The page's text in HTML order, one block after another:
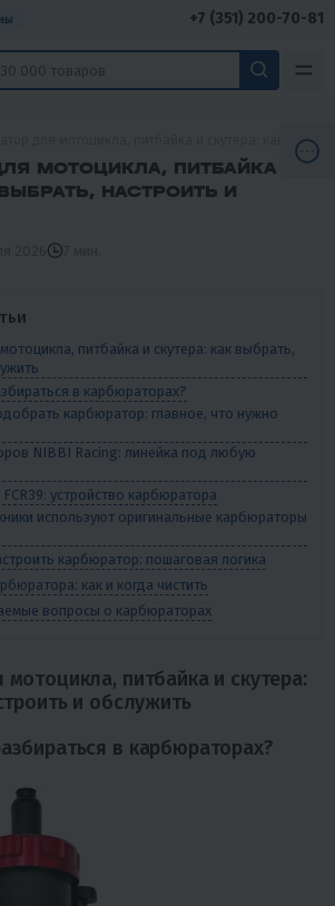
+7 (351) 200-70-81
для мотоцикла, питбайка и скутера: как
МОТОЦИКЛА, ПИТБАЙКА И
НАСТРОИТЬ И
питбайка и скутера: как выбрать,
в карбюраторах?
карбюратор: главное, что нужно
NIBBI Racing: линейка под любую
устройство карбюратора
используют оригинальные карбюраторы
карбюратор: пошаговая логика
как и когда чистить
вопросы о карбюраторах
питбайка и скутера:
и обслужить
в карбюраторах?